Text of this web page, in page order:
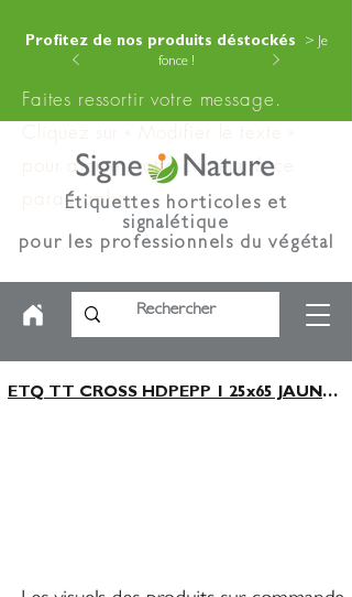
Profitez de nos produits déstockés
> Je
fonce !
Faites ressortir votre message.
Cliquez sur « Modifier le texte »
pour ajouter votre contenu à ce
paragraphe.
Étiquettes horticoles et
signalétique
pour les professionnels du végétal
ETQ TT CROSS HDPEPP 1 25x65 JAUNE x1250